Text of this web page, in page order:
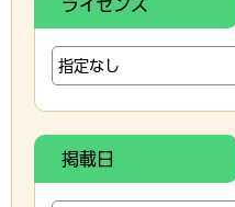
ライセンス
掲載日